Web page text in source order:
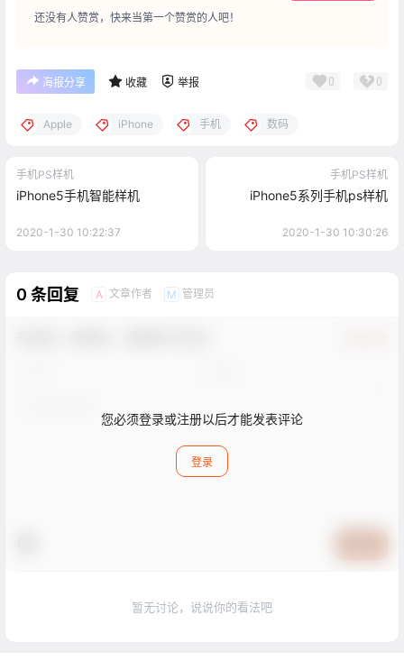
还没有人赞赏，快来当第一个赞赏的人吧！
海报分享 收藏 举报 0 0
Apple iPhone 手机 数码
手机PS样机
iPhone5手机智能样机
2020-1-30 10:22:37
手机PS样机
iPhone5系列手机ps样机
2020-1-30 10:30:26
0 条回复 A 文章作者 M 管理员
您必须登录或注册以后才能发表评论
登录
暂无讨论，说说你的看法吧